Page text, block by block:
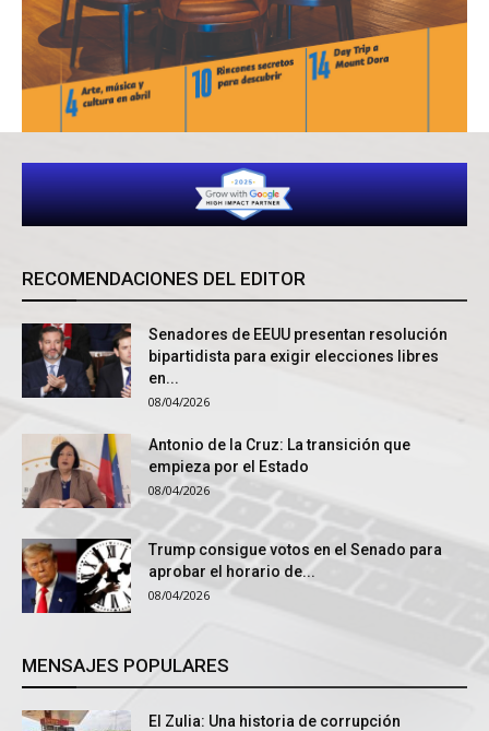
RECOMENDACIONES DEL EDITOR
Senadores de EEUU presentan resolución
bipartidista para exigir elecciones libres
en...
08/04/2026
Antonio de la Cruz: La transición que
empieza por el Estado
08/04/2026
Trump consigue votos en el Senado para
aprobar el horario de...
08/04/2026
MENSAJES POPULARES
El Zulia: Una historia de corrupción